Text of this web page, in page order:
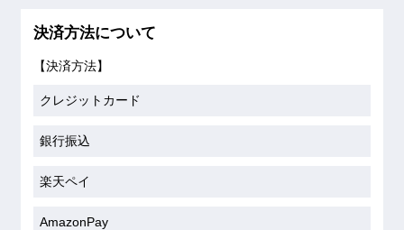
決済方法について
【決済方法】
クレジットカード
銀行振込
楽天ペイ
AmazonPay